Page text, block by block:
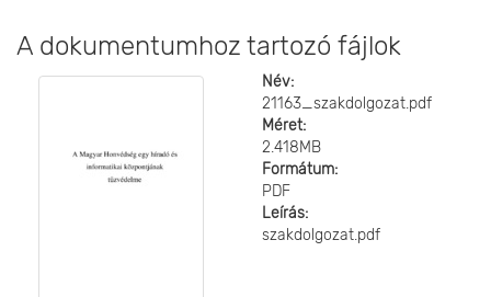
A dokumentumhoz tartozó fájlok
Név:
21163_szakdolgozat.pdf
Méret:
2.418MB
Formátum:
PDF
Leírás:
szakdolgozat.pdf